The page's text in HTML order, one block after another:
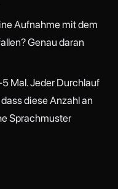
Aufnahme mit dem
Genau daran
Mal. Jeder Durchlauf
diese Anzahl an
Sprachmuster